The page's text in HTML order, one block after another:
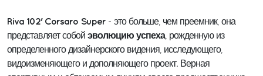
Riva 102' Corsaro Super - это больше, чем преемник, она
представляет собой эволюцию успеха, рожденную из
определенного дизайнерского видения, исследующего,
видоизменяющего и дополняющего проект. Верная